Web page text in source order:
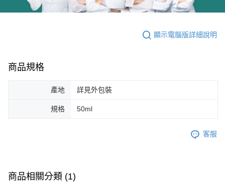
顯示電腦版詳細說明
商品規格
產地 詳見外包裝
規格 50ml
客服
商品相關分類 (1)